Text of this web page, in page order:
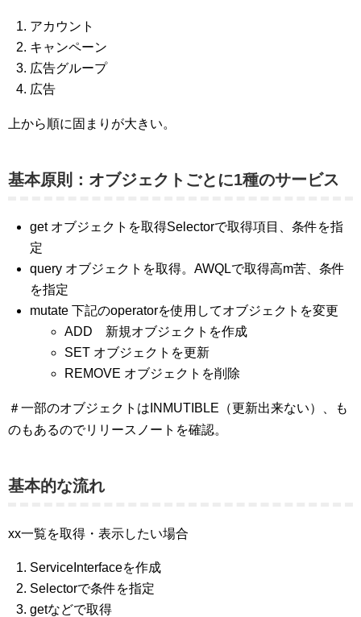
アカウント
キャンペーン
広告グループ
広告
上から順に固まりが大きい。
基本原則：オブジェクトごとに1種のサービス
get オブジェクトを取得Selectorで取得項目、条件を指
定
query オブジェクトを取得。AWQLで取得高m苦、条件
を指定
mutate 下記のoperatorを使用してオブジェクトを変更
ADD 新規オブジェクトを作成
SET オブジェクトを更新
REMOVE オブジェクトを削除
＃一部のオブジェクトはINMUTIBLE（更新出来ない）、も
のもあるのでリリースノートを確認。
基本的な流れ
xx一覧を取得・表示したい場合
ServiceInterfaceを作成
Selectorで条件を指定
getなどで取得